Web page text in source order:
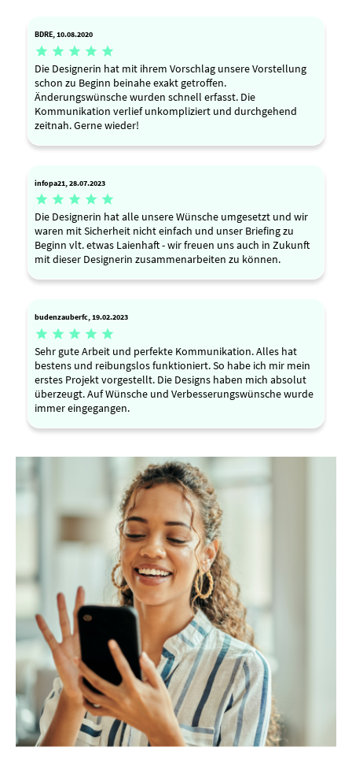
BDRE, 10.08.2020
    
Die Designerin hat mit ihrem Vorschlag unsere Vorstellung
schon zu Beginn beinahe exakt getroffen.
Änderungswünsche wurden schnell erfasst. Die
Kommunikation verlief unkompliziert und durchgehend
zeitnah. Gerne wieder!
infopa21, 28.07.2023
    
Die Designerin hat alle unsere Wünsche umgesetzt und wir
waren mit Sicherheit nicht einfach und unser Briefing zu
Beginn vlt. etwas Laienhaft - wir freuen uns auch in Zukunft
mit dieser Designerin zusammenarbeiten zu können.
budenzauberfc, 19.02.2023
    
Sehr gute Arbeit und perfekte Kommunikation. Alles hat
bestens und reibungslos funktioniert. So habe ich mir mein
erstes Projekt vorgestellt. Die Designs haben mich absolut
überzeugt. Auf Wünsche und Verbesserungswünsche wurde
immer eingegangen.